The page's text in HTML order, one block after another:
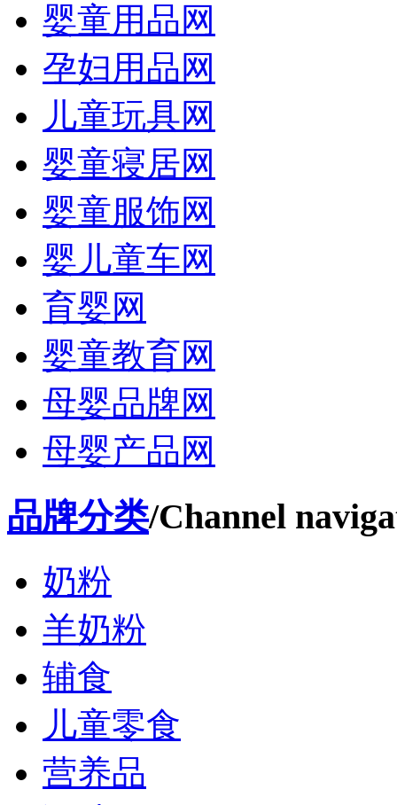
婴童用品网
孕妇用品网
儿童玩具网
婴童寝居网
婴童服饰网
婴儿童车网
育婴网
婴童教育网
母婴品牌网
母婴产品网
品牌分类/Channel
奶粉
羊奶粉
辅食
儿童零食
营养品